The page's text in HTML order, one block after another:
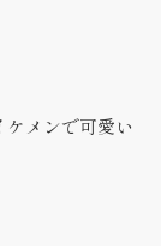
メンで可愛い